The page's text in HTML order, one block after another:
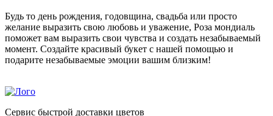
Будь то день рождения, годовщина, свадьба или просто
желание выразить свою любовь и уважение, Роза мондиаль
поможет вам выразить свои чувства и создать незабываемый
момент. Создайте красивый букет с нашей помощью и
подарите незабываемые эмоции вашим близким!
Сервис быстрой доставки цветов